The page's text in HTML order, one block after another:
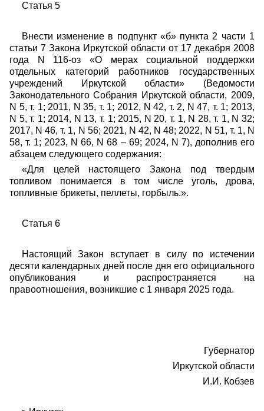
Статья 5
Внести изменение в подпункт «б» пункта 2 части 1
статьи 7 Закона Иркутской области от 17 декабря 2008
года N 116-оз «О мерах социальной поддержки
отдельных категорий работников государственных
учреждений Иркутской области»
(Ведомости
Законодательного Собрания Иркутской области, 2009,
N 5, т. 1; 2011, N 35, т. 1; 2012, N 42, т. 2, N 47, т. 1; 2013,
N 5, т. 1; 2014, N 13, т. 1; 2015, N 20, т. 1, N 28, т. 1, N 32;
2017, N 46, т. 1, N 56; 2021, N 42, N 48; 2022, N 51, т. 1, N
58, т. 1; 2023, N 66, N 68 – 69; 2024, N 7), дополнив его
абзацем следующего содержания:
«Для целей настоящего Закона под твердым
топливом понимается в том числе уголь, дрова,
топливные брикеты, пеллеты, горбыль.».
Статья 6
Настоящий Закон вступает в силу по истечении
десяти календарных дней после дня его официального
опубликования и распространяется на
правоотношения, возникшие с 1 января 2025 года.
Губернатор
Иркутской области
И.И. Кобзев